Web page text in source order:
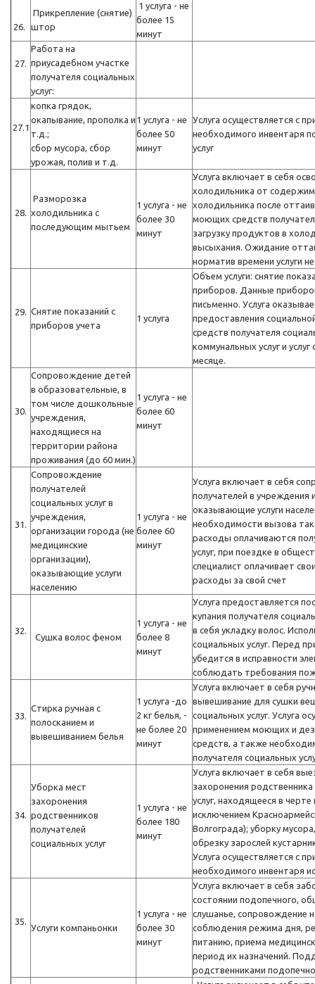
26.
Прикрепление (снятие)
штор
1 услуга - не
более 15
минут
27.
Работа на
приусадебном участке
получателя социальных
услуг:
27.1
копка грядок,
окапывание, прополка и
т.д.;
сбор мусора, сбор
урожая, полив и т.д.
1 услуга - не
более 50
минут
Услуга осуществляется с
необходимого инвентаря
услуг
28.
Разморозка
холодильника с
последующим мытьем
1 услуга - не
более 30
минут
Услуга включает в себя
холодильника от
холодильника после
моющих средств
загрузку продуктов в
высыхания. Ожидание
норматив времени услуги
29. Снятие показаний с
приборов учета
1 услуга
Объем услуги: снятие
приборов. Данные
письменно. Услуга
предоставления
средств получателя
коммунальных услуг и
месяце.
30.
Сопровождение детей
в образовательные, в
том числе дошкольные
учреждения,
находящиеся на
территории района
проживания (до 60 мин.)
1 услуга - не
более 60
минут
31.
Сопровождение
получателей
социальных услуг в
учреждения,
организации города (не
медицинские
организации),
оказывающие услуги
населению
1 услуга - не
более 60
минут
Услуга включает в себя
получателей в учреждения
оказывающие услуги
необходимости вызова
расходы оплачиваются
услуг, при поездке в
специалист оплачивает
расходы за свой счет
32.
Сушка волос феном
1 услуга - не
более 8
минут
Услуга предоставляется
купания получателя
в себя укладку волос.
социальных услуг. Перед
убедится в исправности
соблюдать требования
33.
Стирка ручная с
полосканием и
вывешиванием белья
1 услуга -до
2 кг белья, -
не более 20
минут
Услуга включает в себя
вывешивание для сушки
социальных услуг. Услуга
применением моющих и
средств, а также
получателя социальных
34.
Уборка мест
захоронения
родственников
получателей
социальных услуг
1 услуга - не
более 180
минут
Услуга включает в себя
захоронения
услуг, находящееся в
исключением
Волгограда); уборку
обрезку зарослей
Услуга осуществляется с
необходимого инвентаря
35.
Услуги компаньонки
1 услуга - не
более 30
минут
Услуга включает в себя
состоянии подопечного,
слушанье, сопровождение
соблюдения режима дня,
питанию, приема
период их назначений.
родственниками